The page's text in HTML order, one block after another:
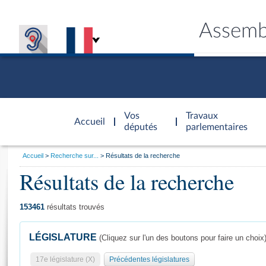
Accueil
d'accueil
Vos
députés
Travaux
parlementaires
Général
Vous
Accueil Recherche sur... Résultats de la recherche
Résultats de la recherche
153461 résultats trouvés
LÉGISLATURE (Cliquez sur l'un des boutons pour faire un choix)
17e législature (X) Précédentes législatures